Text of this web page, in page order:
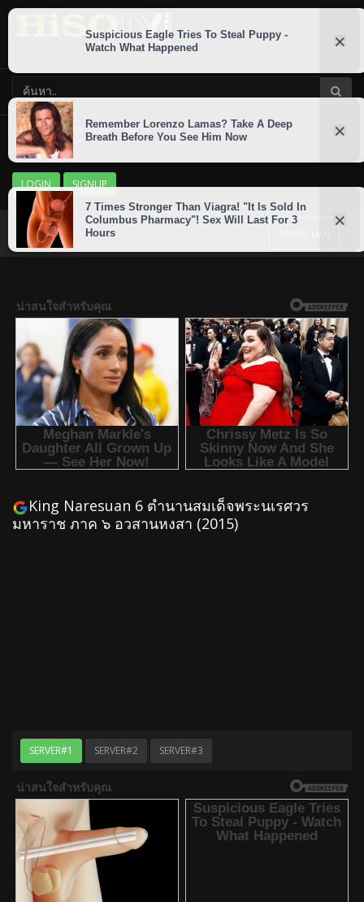
LOGIN SIGNUP
King Naresuan 6 ตำนานสมเด็จพระนเรศวร
มหาราช ภาค ๖ อวสานหงสา (2015)
SERVER#1 SERVER#2 SERVER#3